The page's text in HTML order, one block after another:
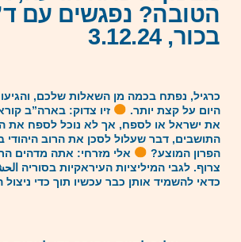
הטובה? נפגשים עם
בכור, 3.12.24
כרגיל, נפתח בכמה מן השאלות שלכם, והגיעו
היום על קצת יותר.
זיו צדוק: בארה”ב
את ישראל או לספח, אך לא נוכל לספח את
התושבים, דבר שעלול לסכן את הרוב היהודי
הפרון המוצע?
אלי מזרחי: אתה מדהים
צרוף. לגבי המיליציות העיראקיות בסוריה
כדאי להשמיד אותן כבר עכשיו תוך כדי